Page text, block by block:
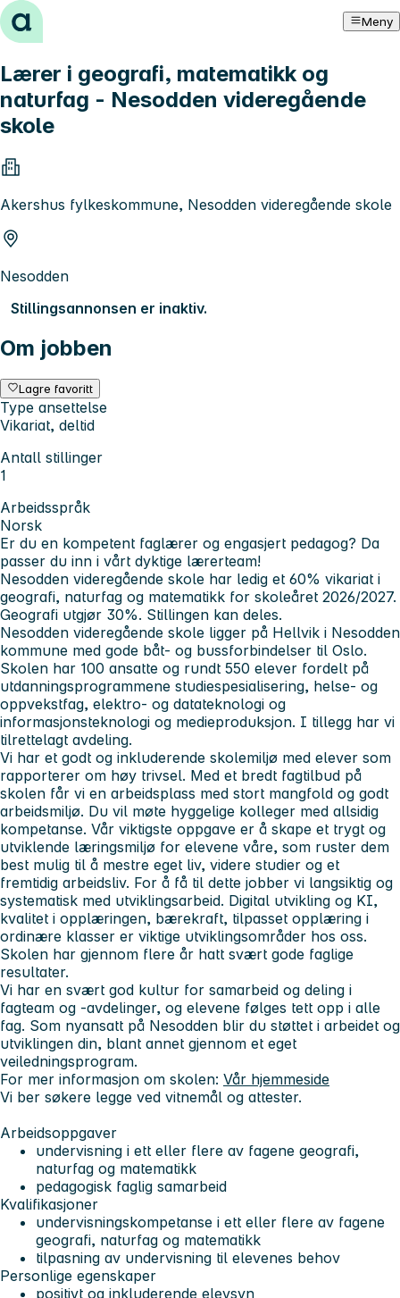
Hopp til innhold Meny
Lærer i geografi, matematikk og
naturfag - Nesodden videregående
skole
Akershus fylkeskommune, Nesodden videregående skole
Nesodden
Stillingsannonsen er inaktiv.
Om jobben
Lagre favoritt
Type ansettelse
Vikariat, deltid
Antall stillinger
1
Arbeidsspråk
Norsk
Er du en kompetent faglærer og engasjert pedagog? Da
passer du inn i vårt dyktige lærerteam!
Nesodden videregående skole har ledig et 60% vikariat i
geografi, naturfag og matematikk for skoleåret 2026/2027.
Geografi utgjør 30%. Stillingen kan deles.
Nesodden videregående skole ligger på Hellvik i Nesodden
kommune med gode båt- og bussforbindelser til Oslo.
Skolen har 100 ansatte og rundt 550 elever fordelt på
utdanningsprogrammene studiespesialisering, helse- og
oppvekstfag, elektro- og datateknologi og
informasjonsteknologi og medieproduksjon. I tillegg har vi
tilrettelagt avdeling.
Vi har et godt og inkluderende skolemiljø med elever som
rapporterer om høy trivsel. Med et bredt fagtilbud på
skolen får vi en arbeidsplass med stort mangfold og godt
arbeidsmiljø. Du vil møte hyggelige kolleger med allsidig
kompetanse. Vår viktigste oppgave er å skape et trygt og
utviklende læringsmiljø for elevene våre, som ruster dem
best mulig til å mestre eget liv, videre studier og et
fremtidig arbeidsliv. For å få til dette jobber vi langsiktig og
systematisk med utviklingsarbeid. Digital utvikling og KI,
kvalitet i opplæringen, bærekraft, tilpasset opplæring i
ordinære klasser er viktige utviklingsområder hos oss.
Skolen har gjennom flere år hatt svært gode faglige
resultater.
Vi har en svært god kultur for samarbeid og deling i
fagteam og -avdelinger, og elevene følges tett opp i alle
fag. Som nyansatt på Nesodden blir du støttet i arbeidet og
utviklingen din, blant annet gjennom et eget
veiledningsprogram.
For mer informasjon om skolen: Vår hjemmeside
Vi ber søkere legge ved vitnemål og attester.
Arbeidsoppgaver
undervisning i ett eller flere av fagene geografi,
naturfag og matematikk
pedagogisk faglig samarbeid
Kvalifikasjoner
undervisningskompetanse i ett eller flere av fagene
geografi, naturfag og matematikk
tilpasning av undervisning til elevenes behov
Personlige egenskaper
positivt og inkluderende elevsyn